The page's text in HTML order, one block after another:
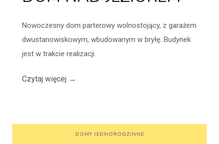
Nowoczesny dom parterowy wolnostojący, z garażem
dwustanowiskowym, wbudowanym w bryłę. Budynek
jest w trakcie realizacji.
Czytaj więcej →
DOMY JEDNORODZINNE